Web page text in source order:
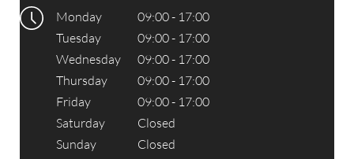
Monday
09:00 - 17:00
Tuesday
09:00 - 17:00
Wednesday
09:00 - 17:00
Thursday
09:00 - 17:00
Friday
09:00 - 17:00
Saturday
Closed
Sunday
Closed